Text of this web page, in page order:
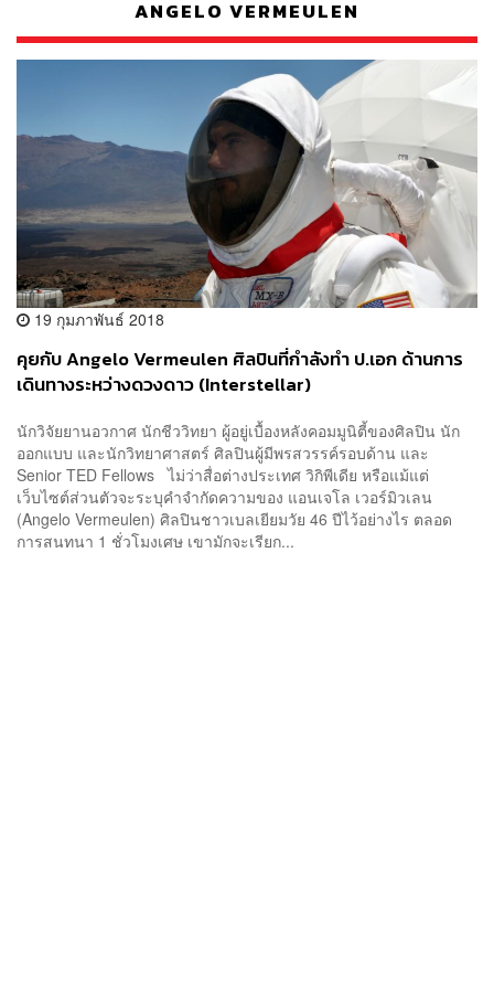
ANGELO VERMEULEN
19 กุมภาพันธ์ 2018
คุยกับ Angelo Vermeulen ศิลปินที่กำลังทำ ป.เอก ด้านการ
เดินทางระหว่างดวงดาว (Interstellar)
นักวิจัยยานอวกาศ นักชีววิทยา ผู้อยู่เบื้องหลังคอมมูนิตี้ของศิลปิน นัก
ออกแบบ และนักวิทยาศาสตร์ ศิลปินผู้มีพรสวรรค์รอบด้าน และ
Senior TED Fellows ไม่ว่าสื่อต่างประเทศ วิกิพีเดีย หรือแม้แต่
เว็บไซต์ส่วนตัวจะระบุคำจำกัดความของ แอนเจโล เวอร์มิวเลน
(Angelo Vermeulen) ศิลปินชาวเบลเยียมวัย 46 ปีไว้อย่างไร ตลอด
การสนทนา 1 ชั่วโมงเศษ เขามักจะเรียก...